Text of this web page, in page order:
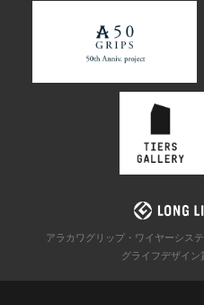
アラカワグリップ・ワイヤーシス
グライフデザイン